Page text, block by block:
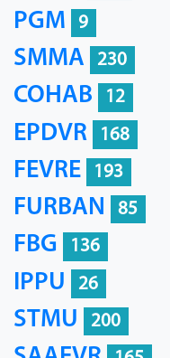
PGM 9
SMMA 230
COHAB 12
EPDVR 168
FEVRE 193
FURBAN 85
FBG 136
IPPU 26
STMU 200